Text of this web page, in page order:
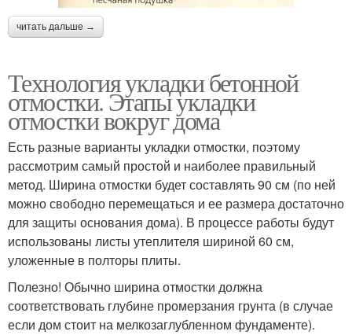
читать дальше →
Технология укладки бетонной
отмостки. Этапы укладки
отмостки вокруг дома
Есть разные варианты укладки отмостки, поэтому
рассмотрим самый простой и наиболее правильный
метод. Ширина отмостки будет составлять 90 см (по ней
можно свободно перемещаться и ее размера достаточно
для защиты основания дома). В процессе работы будут
использованы листы утеплителя шириной 60 см,
уложенные в полторы плиты.
Полезно! Обычно ширина отмостки должна
соответствовать глубине промерзания грунта (в случае
если дом стоит на мелкозаглубленном фундаменте).